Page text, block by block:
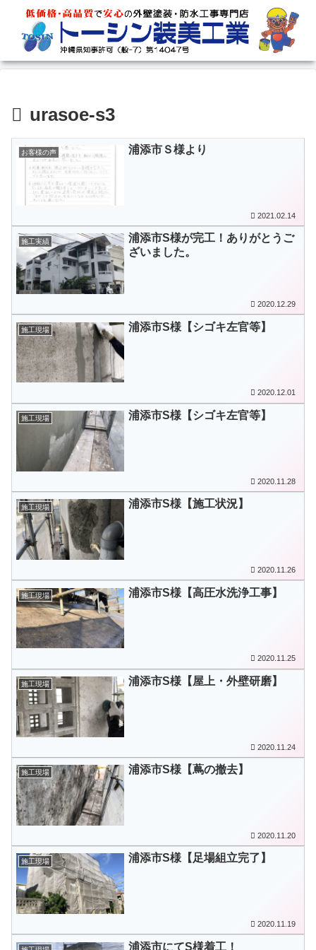
urasoe-s3
お客様の声 浦添市Ｓ様より
2021.02.14
施工実績
浦添市S様が完工！ありがとうご
ざいました。
2020.12.29
施工現場 浦添市S様【シゴキ左官等】
2020.12.01
施工現場 浦添市S様【シゴキ左官等】
2020.11.28
施工現場 浦添市S様【施工状況】
2020.11.26
施工現場 浦添市S様【高圧水洗浄工事】
2020.11.25
施工現場 浦添市S様【屋上・外壁研磨】
2020.11.24
施工現場 浦添市S様【蔦の撤去】
2020.11.20
施工現場 浦添市S様【足場組立完了】
2020.11.19
浦添市にてS様着工！